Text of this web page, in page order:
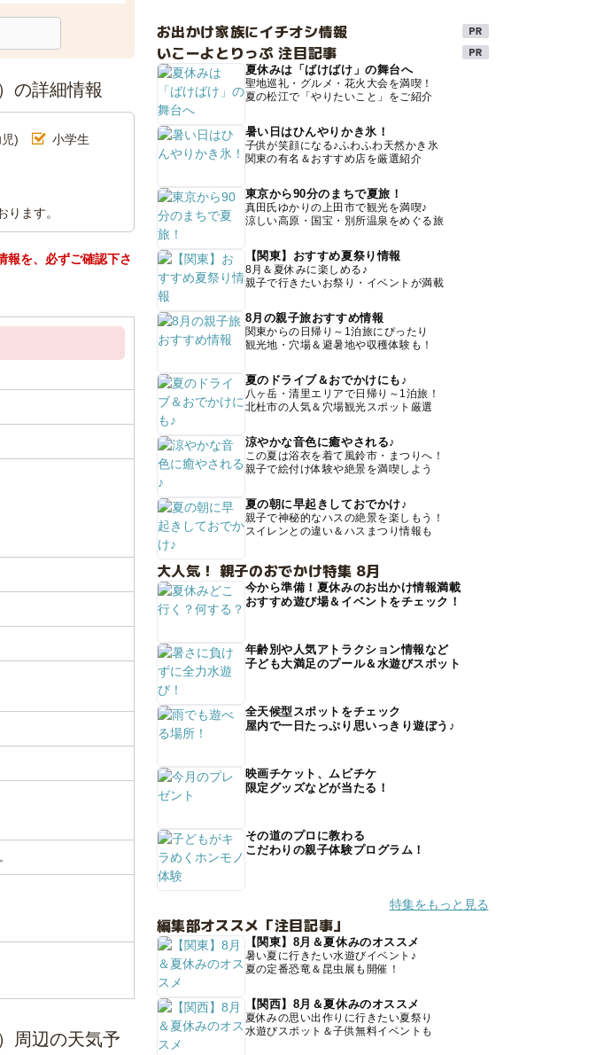
の詳細情報
)
小学生
ます。
報を、必ずご確認下さ
周辺の天気予
お出かけ家族にイチオシ情報
いこーよとりっぷ 注目記事
夏休みは「ばけばけ」の舞台へ
聖地巡礼・グルメ・花火大会を満喫！
夏の松江で「やりたいこと」をご紹介
暑い日はひんやりかき氷！
子供が笑顔になる♪ふわふわ天然かき氷
関東の有名＆おすすめ店を厳選紹介
東京から90分のまちで夏旅！
真田氏ゆかりの上田市で観光を満喫♪
涼しい高原・国宝・別所温泉をめぐる旅
【関東】おすすめ夏祭り情報
8月＆夏休みに楽しめる♪
親子で行きたいお祭り・イベントが満載
8月の親子旅おすすめ情報
関東からの日帰り～1泊旅にぴったり
観光地・穴場＆避暑地や収穫体験も！
夏のドライブ＆おでかけにも♪
八ヶ岳・清里エリアで日帰り～1泊旅！
北杜市の人気＆穴場観光スポット厳選
涼やかな音色に癒やされる♪
この夏は浴衣を着て風鈴市・まつりへ！
親子で絵付け体験や絶景を満喫しよう
夏の朝に早起きしておでかけ♪
親子で神秘的なハスの絶景を楽しもう！
スイレンとの違い＆ハスまつり情報も
大人気！ 親子のおでかけ特集 8月
今から準備！夏休みのお出かけ情報満載
おすすめ遊び場＆イベントをチェック！
年齢別や人気アトラクション情報など
子ども大満足のプール＆水遊びスポット
全天候型スポットをチェック
屋内で一日たっぷり思いっきり遊ぼう♪
映画チケット、ムビチケ
限定グッズなどが当たる！
その道のプロに教わる
こだわりの親子体験プログラム！
特集をもっと見る
編集部オススメ「注目記事」
【関東】8月＆夏休みのオススメ
暑い夏に行きたい水遊びイベント♪
夏の定番恐竜＆昆虫展も開催！
【関西】8月＆夏休みのオススメ
夏休みの思い出作りに行きたい夏祭り
水遊びスポット＆子供無料イベントも